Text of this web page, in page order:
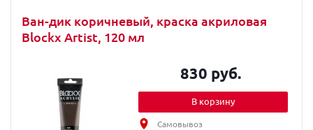
Ван-дик коричневый, краска акриловая
Blockx Artist, 120 мл
830 руб.
В корзину
Самовывоз